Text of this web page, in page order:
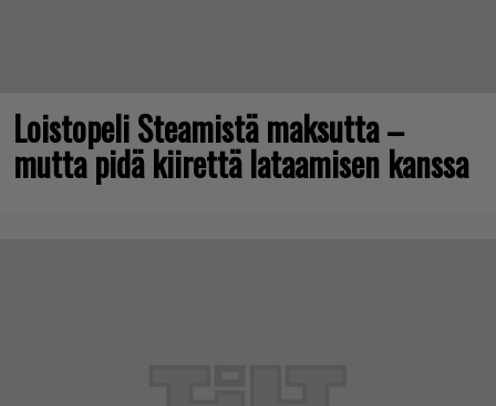
Loistopeli Steamistä maksutta –
mutta pidä kiirettä lataamisen kanssa